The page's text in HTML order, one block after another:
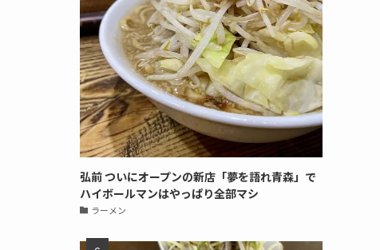
弘前 ついにオープンの新店「夢を語れ青森」で
ハイボールマンはやっぱり全部マシ
ラーメン